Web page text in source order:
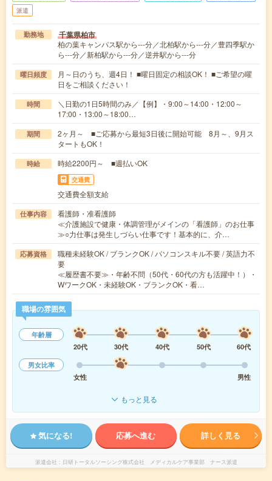
派遣
勤務地 千葉県柏市
柏の葉キャンパス駅から---分／北柏駅から---分／豊四季駅か
ら---分／新柏駅から---分／逆井駅から---分
曜日頻度
月～日のうち、週4日！ ■曜日固定の相談OK！ ■ご希望の曜
日をご相談ください！
時間
＼日勤の1日5時間のみ／【例】・9:00～14:00・12:00～
17:00・13:00～18:00…
期間
2ヶ月～ ■ご応募から最短3日後に開始可能 8月～、9月ス
タートもOK！
時給 時給2200円～ ■週払いOK
交通費
交通費全額支給
仕事内容
看護師・准看護師
≪介護施設で健康・体調管理がメインの「看護師」のお仕事
≫○力仕事は発生しづらい仕事です！基本的に、介…
応募資格
職種未経験OK / ブランクOK / パソコンスキル不要 / 英語力不
要
≪履歴書不要≫・年齢不問（50代・60代の方も活躍中！）・
WワークOK・未経験OK・ブランクOK・看…
職場の雰囲気
年齢層
20代
30代 40代 50代
60代
男女比率
女性
男性
もっと見る
気になる! 応募へ進む 詳しく見る
派遣会社 日研トータルソーシング株式会社 メディカルケア事業部 ナース派遣